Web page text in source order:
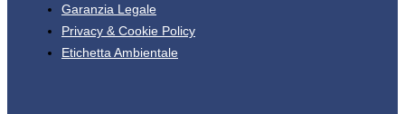
Garanzia Legale
Privacy & Cookie Policy
Etichetta Ambientale